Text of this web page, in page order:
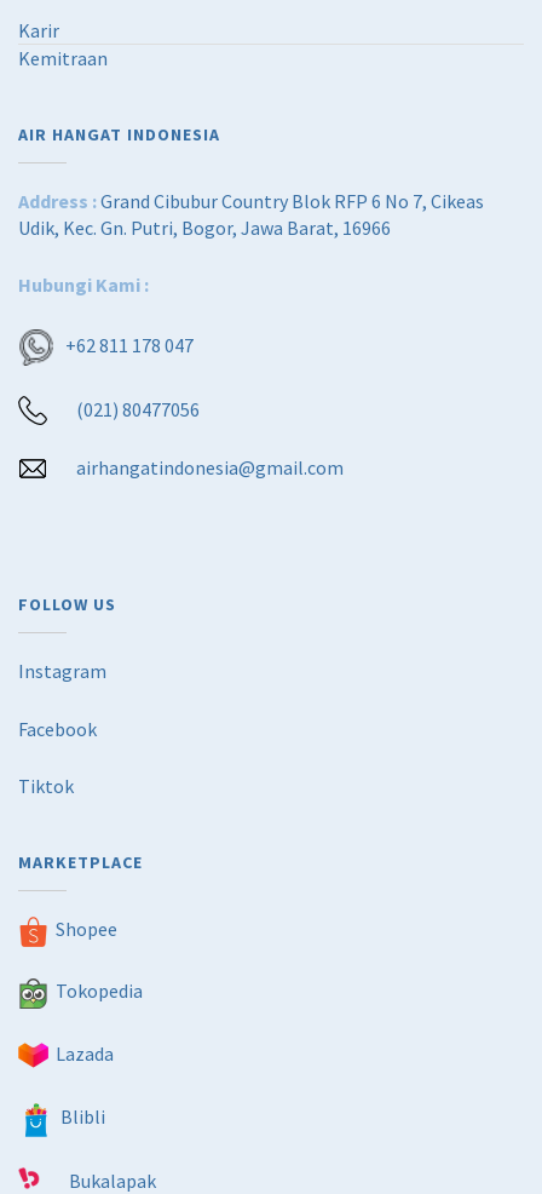
Karir
Kemitraan
AIR HANGAT INDONESIA
Address :Grand Cibubur Country Blok RFP 6 No 7, Cikeas
Udik, Kec. Gn. Putri, Bogor, Jawa Barat, 16966
Hubungi Kami :
+62 811 178 047
(021) 80477056
airhangatindonesia@gmail.com
FOLLOW US
Instagram
Facebook
Tiktok
MARKETPLACE
Shopee
Tokopedia
Lazada
Blibli
Bukalapak